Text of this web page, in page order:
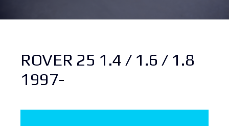
ROVER 25 1.4 / 1.6 / 1.8
1997-